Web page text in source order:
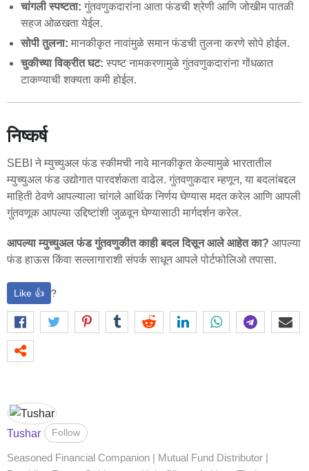
चांगली स्पष्टता: गुंतवणुकदारांना आता फंडची श्रेणी आणि जोखीम पातळी
सहज ओळखता येईल.
सोपी तुलना: मानकीकृत नावांमुळे समान फंडची तुलना करणे सोपे होईल.
चुकीच्या विक्रीत घट: स्पष्ट नामकरणामुळे गुंतवणुकदारांना गोंधळात
टाकण्याची शक्यता कमी होईल.
निष्कर्ष
SEBI ने म्युच्युअल फंड स्कीमची नावे मानकीकृत केल्यामुळे भारतातील
म्युच्युअल फंड उद्योगात पारदर्शकता वाढेल. गुंतवणुकदार म्हणून, या बदलांबद्दल
माहिती ठेवणे आपल्याला चांगले आर्थिक निर्णय घेण्यास मदत करेल आणि आपली
गुंतवणूक आपल्या उद्दिष्टांशी जुळवून घेण्यासाठी मार्गदर्शन करेल.
आपल्या म्युच्युअल फंड गुंतवणुकीत काही बदल दिसून आले आहेत का? आपल्या
फंड हाऊस किंवा सल्लागाराशी संपर्क साधून आपले पोर्टफोलिओ तपासा.
Like 👍 ?
Tushar Follow
Seasoned Financial Companion | Mutual Fund Distributor |